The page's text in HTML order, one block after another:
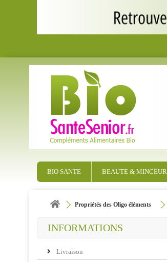
BIO SANTE BEAUTE & MINCEUR
Propriétés des Oligo éléments
INFORMATIONS
Livraison